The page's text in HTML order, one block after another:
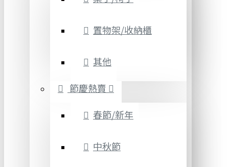
置物架/收納櫃
其他
節慶熱賣
春節/新年
中秋節